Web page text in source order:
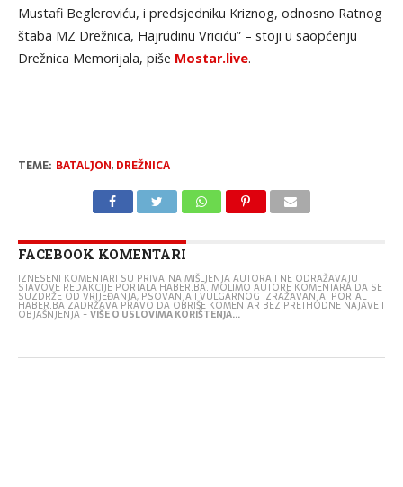
Mustafi Begleroviću, i predsjedniku Kriznog, odnosno Ratnog
štaba MZ Drežnica, Hajrudinu Vriciću” – stoji u saopćenju
Drežnica Memorijala, piše Mostar.live.
TEME: BATALJON, DREŽNICA
FACEBOOK KOMENTARI
IZNESENI KOMENTARI SU PRIVATNA MIŠLJENJA AUTORA I NE ODRAŽAVAJU
STAVOVE REDAKCIJE PORTALA HABER.BA. MOLIMO AUTORE KOMENTARA DA SE
SUZDRŽE OD VRIJEĐANJA, PSOVANJA I VULGARNOG IZRAŽAVANJA. PORTAL
HABER.BA ZADRŽAVA PRAVO DA OBRIŠE KOMENTAR BEZ PRETHODNE NAJAVE I
OBJAŠNJENJA -VIŠE O USLOVIMA KORIŠTENJA...